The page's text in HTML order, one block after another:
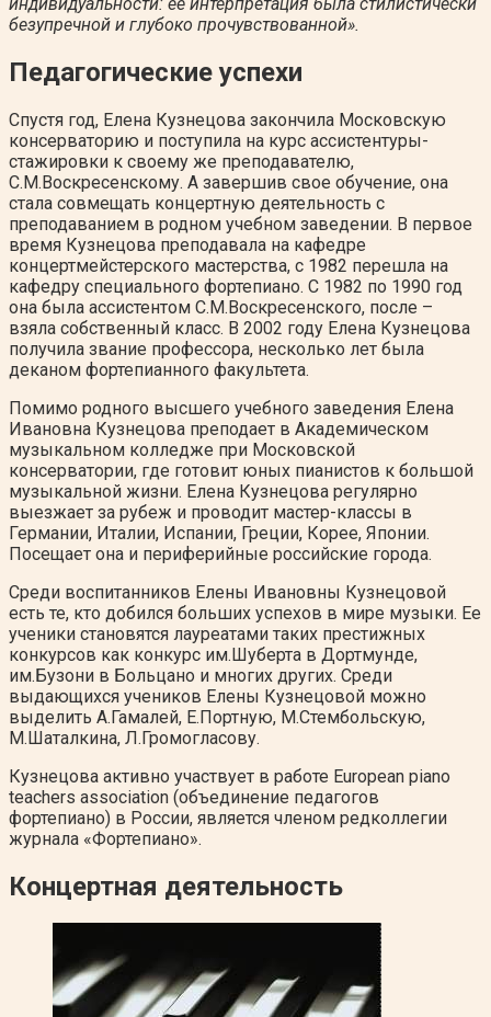
безупречной и глубоко прочувствованной».
Педагогические успехи
Спустя год, Елена Кузнецова закончила Московскую
консерваторию и поступила на курс ассистентуры-
стажировки к своему же преподавателю,
С.М.Воскресенскому. А завершив свое обучение, она
стала совмещать концертную деятельность с
преподаванием в родном учебном заведении. В первое
время Кузнецова преподавала на кафедре
концертмейстерского мастерства, с 1982 перешла на
кафедру специального фортепиано. С 1982 по 1990 год
она была ассистентом С.М.Воскресенского, после –
взяла собственный класс. В 2002 году Елена Кузнецова
получила звание профессора, несколько лет была
деканом фортепианного факультета.
Помимо родного высшего учебного заведения Елена
Ивановна Кузнецова преподает в Академическом
музыкальном колледже при Московской
консерватории, где готовит юных пианистов к большой
музыкальной жизни. Елена Кузнецова регулярно
выезжает за рубеж и проводит мастер-классы в
Германии, Италии, Испании, Греции, Корее, Японии.
Посещает она и периферийные российские города.
Среди воспитанников Елены Ивановны Кузнецовой
есть те, кто добился больших успехов в мире музыки. Ее
ученики становятся лауреатами таких престижных
конкурсов как конкурс им.Шуберта в Дортмунде,
им.Бузони в Больцано и многих других. Среди
выдающихся учеников Елены Кузнецовой можно
выделить А.Гамалей, Е.Портную, М.Стембольскую,
М.Шаталкина, Л.Громогласову.
Кузнецова активно участвует в работе European piano
teachers association (объединение педагогов
фортепиано) в России, является членом редколлегии
журнала «Фортепиано».
Концертная деятельность